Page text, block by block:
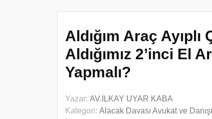
Aldığım Araç Ayıplı
Aldığımız 2’inci El
Yapmalı?
Yazar: AV.İLKAY UYAR KABA
Kategori: Alacak Davası Avukat ve